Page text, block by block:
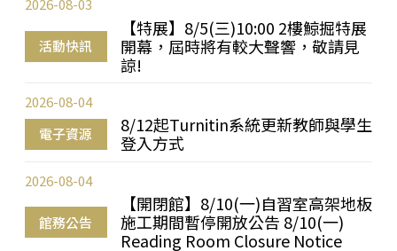
活動快訊
【特展】8/5(三)10:00 2樓鯨掘特展
開幕，屆時將有較大聲響，敬請見
諒!
2026-08-03
電子資源
8/12起Turnitin系統更新教師與學生
登入方式
2026-08-04
館務公告
【開閉館】8/10(一)自習室高架地板
施工期間暫停開放公告 8/10(一)
Reading Room Closure Notice
2026-08-04